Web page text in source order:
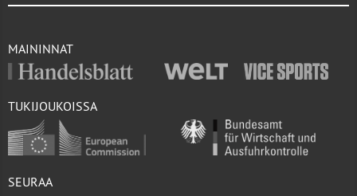
MAININNAT
TUKIJOUKOISSA
SEURAA